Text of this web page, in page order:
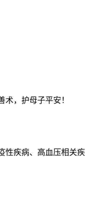
术，护母子平安！
性疾病、高血压相关疾